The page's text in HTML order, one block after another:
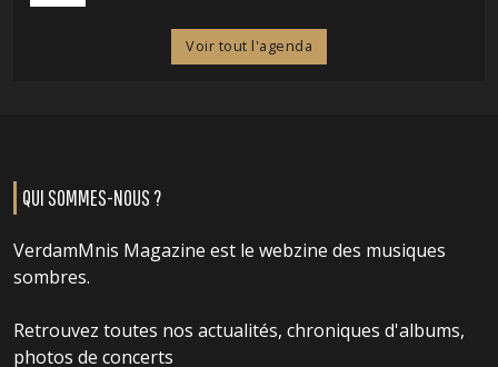
Voir tout l'agenda
QUI SOMMES-NOUS ?
VerdamMnis Magazine est le webzine des musiques
sombres.
Retrouvez toutes nos actualités, chroniques d'albums,
photos de concerts